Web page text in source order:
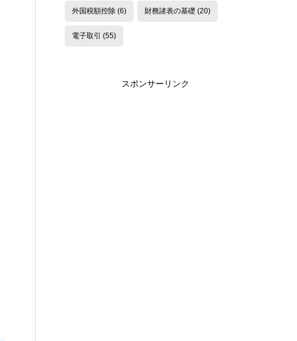
外国税額控除(6) 財務諸表の基礎 (20)
電子取引 (55)
スポンサーリンク